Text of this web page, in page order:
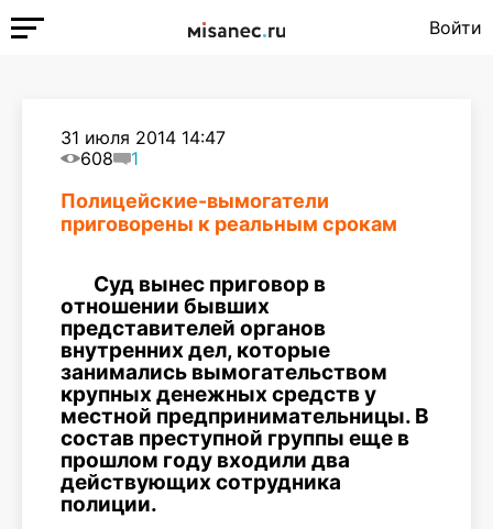
Войти
31 июля 2014 14:47
608
1
Полицейские-вымогатели
приговорены к реальным срокам
Суд вынес приговор в
отношении бывших
представителей органов
внутренних дел, которые
занимались вымогательством
крупных денежных средств у
местной предпринимательницы. В
состав преступной группы еще в
прошлом году входили два
действующих сотрудника
полиции.